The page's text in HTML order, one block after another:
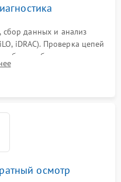
сбор данных и анализ
iDRAC). Проверка цепей
без вскрытия
сбоя.
осмотр